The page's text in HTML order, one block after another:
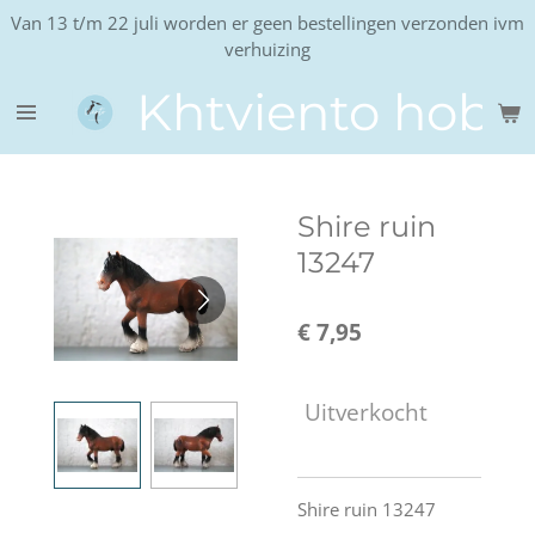
Ga
de
hoofdinhoud
Khtviento
Van 13 t/m 22 juli worden er geen bestellingen verzonden ivm
verhuizing
Shire ruin
13247
€ 7,95
Uitverkocht
Shire ruin 13247